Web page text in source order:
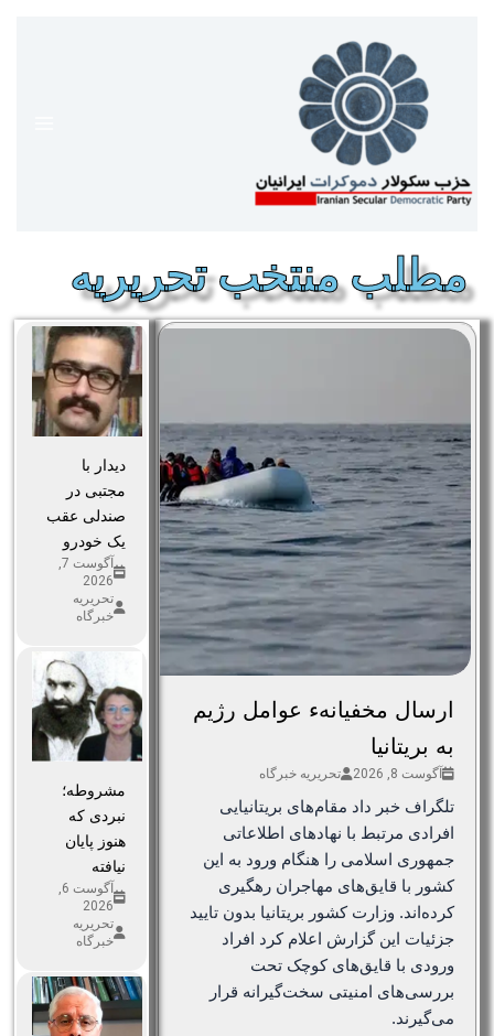
مطلب منتخب تحریریه
ارسال مخفیانهء عوامل رژیم
به بریتانیا
آگوست 8, 2026 تحریریه خبرگاه
تلگراف خبر داد مقام‌های بریتانیایی
افرادی مرتبط با نهادهای اطلاعاتی
جمهوری اسلامی را هنگام ورود به این
کشور با قایق‌های مهاجران رهگیری
کرده‌اند. وزارت کشور بریتانیا بدون تایید
جزئیات این گزارش اعلام کرد افراد
ورودی با قایق‌های کوچک تحت
بررسی‌های امنیتی سخت‌گیرانه قرار
می‌گیرند.
دیدار با
مجتبی در
صندلی عقب
یک خودرو
آگوست 7,
2026
تحریریه
خبرگاه
مشروطه؛
نبردی که
هنوز پایان
نیافته
آگوست 6,
2026
تحریریه
خبرگاه